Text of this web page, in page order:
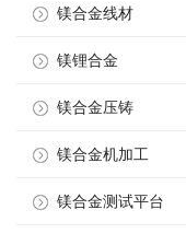
镁合金线材
镁锂合金
镁合金压铸
镁合金机加工
镁合金测试平台